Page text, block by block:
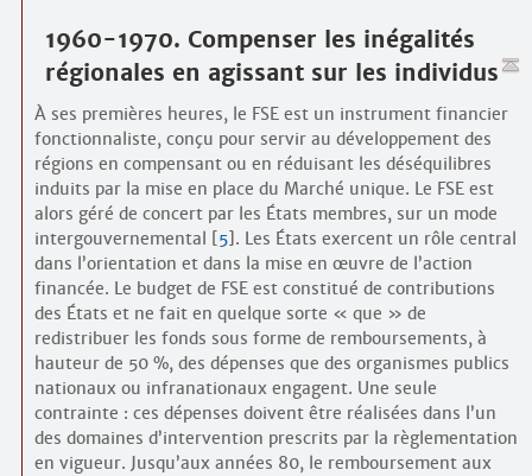
1960-1970. Compenser les inégalités
régionales en agissant sur les individus
À ses premières heures, le FSE est un instrument financier
fonctionnaliste, conçu pour servir au développement des
régions en compensant ou en réduisant les déséquilibres
induits par la mise en place du Marché unique. Le FSE est
alors géré de concert par les États membres, sur un mode
intergouvernemental
5] . Les États exercent un rôle central
dans l’orientation et dans la mise en œuvre de l’action
financée. Le budget de FSE est constitué de contributions
des États et ne fait en quelque sorte « que » de
redistribuer les fonds sous forme de remboursements, à
hauteur de 50 %, des dépenses que des organismes publics
nationaux ou infranationaux engagent. Une seule
contrainte : ces dépenses doivent être réalisées dans l’un
des domaines d’intervention prescrits par la règlementation
en vigueur. Jusqu’aux années 80, le remboursement aux